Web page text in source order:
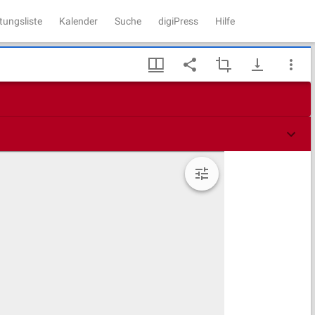
Kalender Suche digiPress Hilfe